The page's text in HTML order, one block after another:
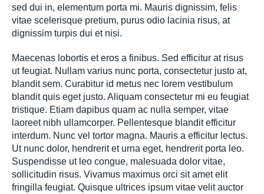
sed dui in, elementum porta mi. Mauris dignissim, felis
vitae scelerisque pretium, purus odio lacinia risus, at
dignissim turpis dui et nisi.
Maecenas lobortis et eros a finibus. Sed efficitur at risus
ut feugiat. Nullam varius nunc porta, consectetur justo at,
blandit sem. Curabitur id metus nec lorem vestibulum
blandit quis eget justo. Aliquam consectetur mi eu feugiat
tristique. Etiam dapibus quam ac nulla semper, vitae
laoreet nibh ullamcorper. Pellentesque blandit efficitur
interdum. Nunc vel tortor magna. Mauris a efficitur lectus.
Ut nunc dolor, hendrerit et urna eget, hendrerit porta leo.
Suspendisse ut leo congue, malesuada dolor vitae,
sollicitudin risus. Vivamus maximus orci sit amet elit
fringilla feugiat. Quisque ultrices ipsum vitae velit auctor